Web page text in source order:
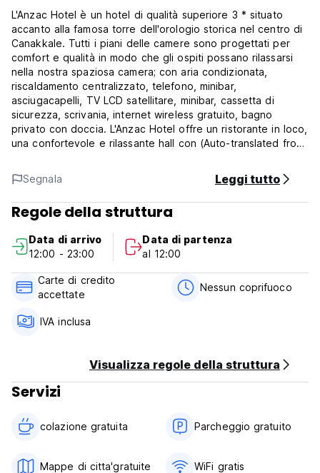
L'Anzac Hotel è un hotel di qualità superiore 3 * situato
accanto alla famosa torre dell'orologio storica nel centro di
Canakkale. Tutti i piani delle camere sono progettati per
comfort e qualità in modo che gli ospiti possano rilassarsi
nella nostra spaziosa camera; con aria condizionata,
riscaldamento centralizzato, telefono, minibar,
asciugacapelli, TV LCD satellitare, minibar, cassetta di
sicurezza, scrivania, internet wireless gratuito, bagno
privato con doccia. L'Anzac Hotel offre un ristorante in loco,
una confortevole e rilassante hall con (Auto-translated from
Segnala
Leggi tutto
Regole della struttura
Data di arrivo
12:00 - 23:00
Data di partenza
al 12:00
Carte di credito
accettate
Nessun coprifuoco
IVA inclusa
Visualizza regole della struttura
Servizi
colazione gratuita‎ Parcheggio gratuito
Mappe di citta'gratuite WiFi gratis